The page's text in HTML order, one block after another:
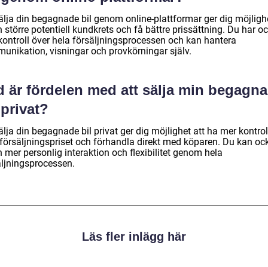
din begagnade bil genom online-plattformar ger dig
större potentiell kundkrets och få bättre prissättning. Du har
över hela försäljningsprocessen och kan hantera
visningar och provkörningar själv.
är fördelen med att sälja min
din begagnade bil privat ger dig möjlighet att ha mer
och förhandla direkt med köparen. Du kan
mer personlig interaktion och flexibilitet genom hela
Läs fler inlägg här